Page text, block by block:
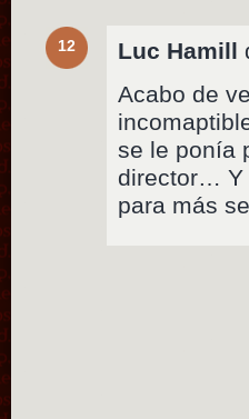
12 Luc Hamill
Acabo de
se le ponía
director… Y
para más